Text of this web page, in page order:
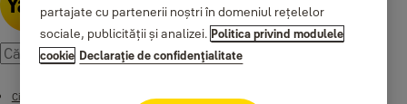
Cilindri de securitate
partajate cu partenerii noștri în domeniul rețelelor
sociale, publicității și analizei. Politica privind modulele
cookie Declaraţie de confidenţialitate